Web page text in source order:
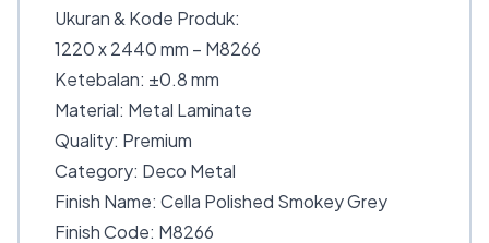
Ukuran & Kode Produk:
1220 x 2440 mm – M8266
Ketebalan: ±0.8 mm
Material: Metal Laminate
Quality: Premium
Category: Deco Metal
Finish Name: Cella Polished Smokey Grey
Finish Code: M8266